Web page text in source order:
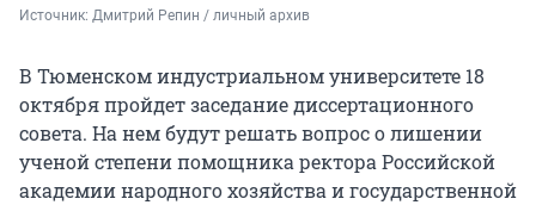
Источник: Дмитрий Репин / личный архив
В Тюменском индустриальном университете 18
октября пройдет заседание диссертационного
совета. На нем будут решать вопрос о лишении
ученой степени помощника ректора Российской
академии народного хозяйства и государственной